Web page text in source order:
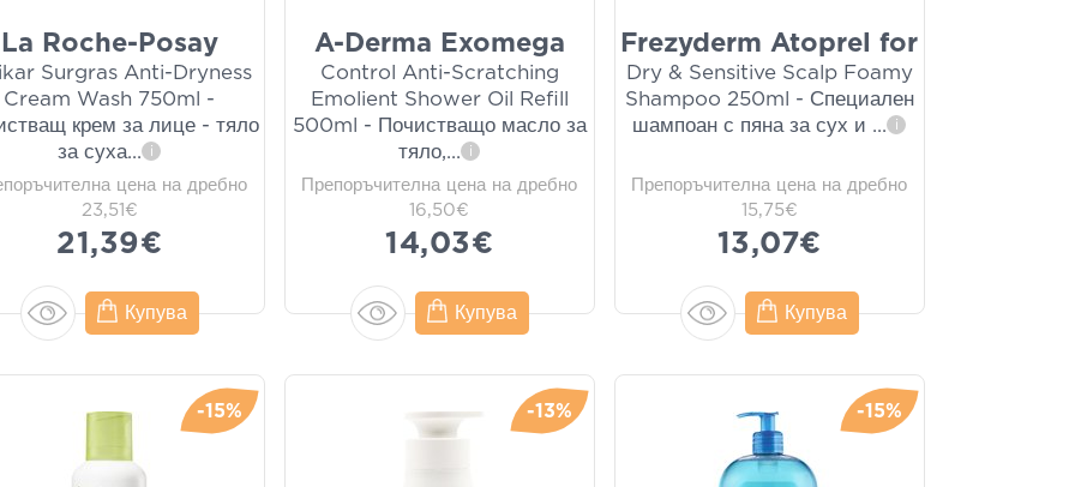
La Roche-Posay
Surgras Anti-Dryness
Cream Wash 750ml -
крем за лице - тяло
за суха... i
цена на дребно
23,51€
21,39€
Купува
A-Derma Exomega
Control Anti-Scratching
Emolient Shower Oil Refill
500ml - Почистващо масло за
тяло,... i
Препоръчителна цена на дребно
16,50€
14,03€
Купува
Frezyderm Atoprel for
Dry & Sensitive Scalp Foamy
Shampoo 250ml - Специален
шампоан с пяна за сух и ... i
Препоръчителна цена на дребно
15,75€
13,07€
Купува
-15% -13% -15%